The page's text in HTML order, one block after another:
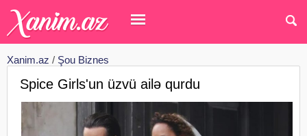
Xanim.az / Şou Biznes
Spice Girls'un üzvü ailə qurdu